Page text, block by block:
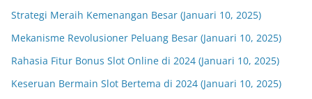
Strategi Meraih Kemenangan Besar (Januari 10, 2025)
Mekanisme Revolusioner Peluang Besar (Januari 10, 2025)
Rahasia Fitur Bonus Slot Online di 2024 (Januari 10, 2025)
Keseruan Bermain Slot Bertema di 2024 (Januari 10, 2025)